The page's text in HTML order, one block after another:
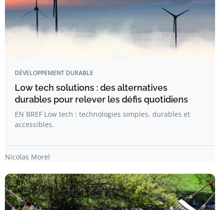
DÉVELOPPEMENT DURABLE
Low tech solutions : des alternatives
durables pour relever les défis quotidiens
EN BREF Low tech : technologies simples, durables et
accessibles.
Nicolas Morel